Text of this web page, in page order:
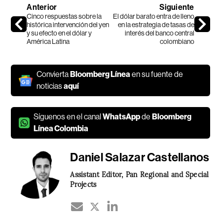
Anterior
Cinco respuestas sobre la
histórica intervención del yen
y su efecto en el dólar y
América Latina
Siguiente
El dólar barato entra de lleno
en la estrategia de tasas de
interés del banco central
colombiano
Convierta Bloomberg Líneaen su fuente de
noticiasaquí
Síguenos en el canalWhatsAppde Bloomberg
Línea Colombia
Daniel Salazar Castellanos
Assistant Editor, Pan Regional and Special
Projects